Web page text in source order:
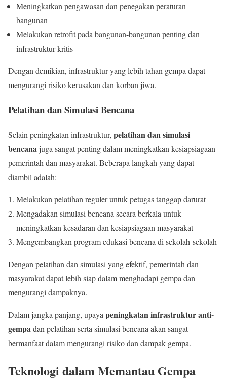
Meningkatkan pengawasan dan penegakan peraturan
bangunan
Melakukan retrofit pada bangunan-bangunan penting dan
infrastruktur kritis
Dengan demikian, infrastruktur yang lebih tahan gempa dapat
mengurangi risiko kerusakan dan korban jiwa.
Pelatihan dan Simulasi Bencana
Selain peningkatan infrastruktur, pelatihan dan simulasi
bencanajuga sangat penting dalam meningkatkan kesiapsiagaan
pemerintah dan masyarakat. Beberapa langkah yang dapat
diambil adalah:
Melakukan pelatihan reguler untuk petugas tanggap darurat
Mengadakan simulasi bencana secara berkala untuk
meningkatkan kesadaran dan kesiapsiagaan masyarakat
Mengembangkan program edukasi bencana di sekolah-sekolah
Dengan pelatihan dan simulasi yang efektif, pemerintah dan
masyarakat dapat lebih siap dalam menghadapi gempa dan
mengurangi dampaknya.
Dalam jangka panjang, upaya peningkatan infrastruktur anti-
gempadan pelatihan serta simulasi bencana akan sangat
bermanfaat dalam mengurangi risiko dan dampak gempa.
Teknologi dalam Memantau Gempa